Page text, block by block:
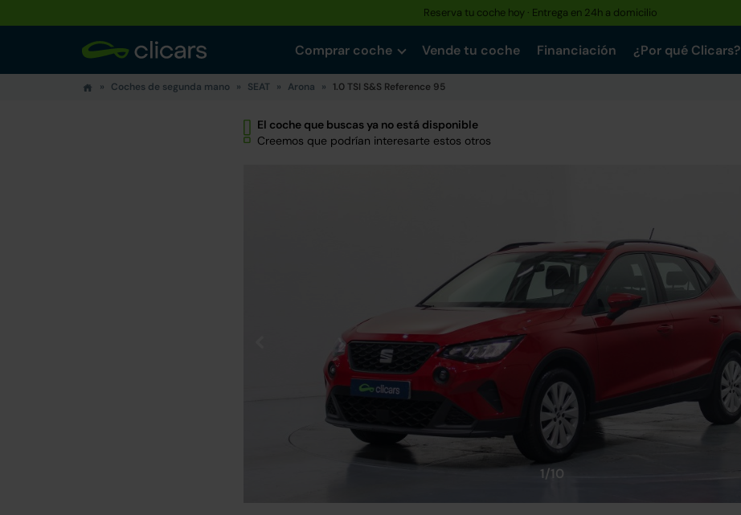
Reserva tu coche hoy · Entrega en 24h a domicilio
Comprar coche Vende tu coche Financiación ¿Por qué Clicars?
Coches de segunda mano SEAT Arona 1.0 TSI S&S Reference 95
El coche que buscas ya no está disponible
Creemos que podrían interesarte estos otros
1/10